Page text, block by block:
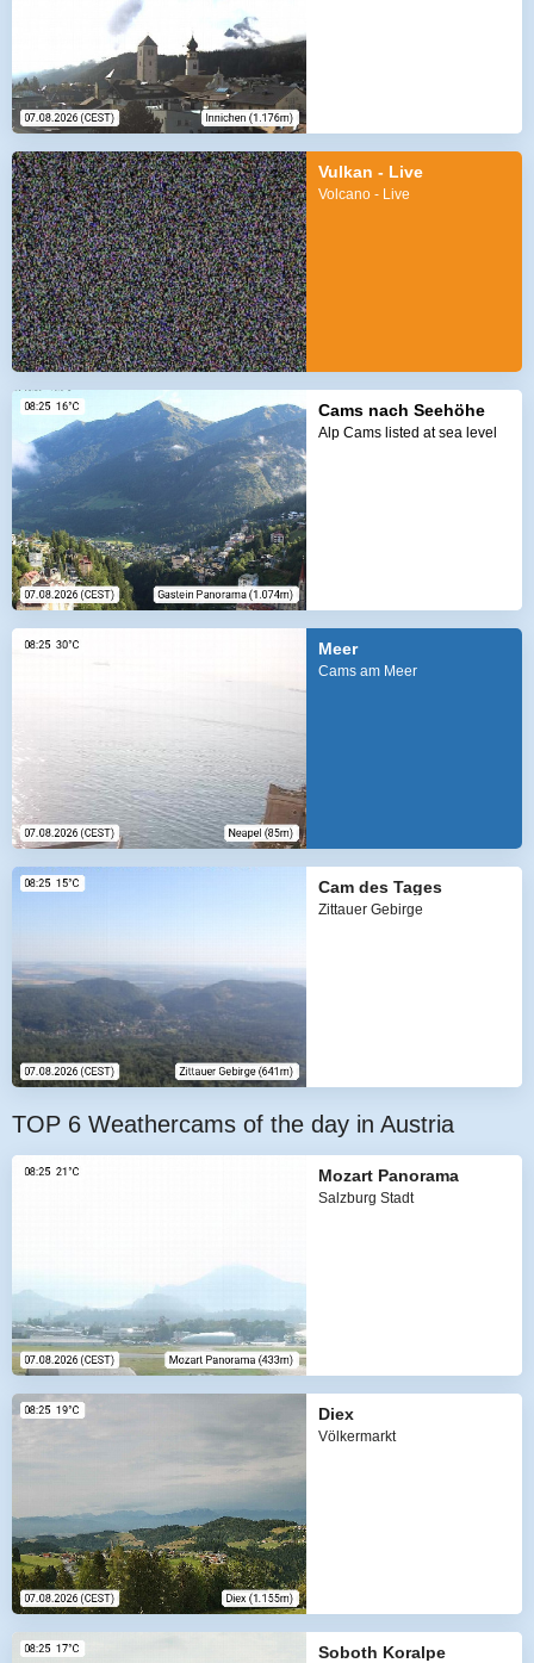
Vulkan - Live
Volcano - Live
Cams nach Seehöhe
Alp Cams listed at sea level
Meer
Cams am Meer
Cam des Tages
Zittauer Gebirge
TOP 6 Weathercams of the day in Austria
Mozart Panorama
Salzburg Stadt
Diex
Völkermarkt
Soboth Koralpe